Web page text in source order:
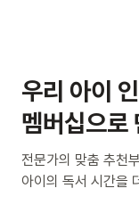
우리 아이
멤버십으로
전문가의 맞춤 추천
아이의 독서 시간을